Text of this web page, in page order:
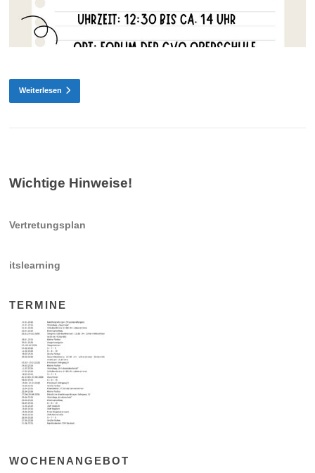
Weiterlesen
Wichtige Hinweise!
Vertretungsplan
itslearning
TERMINE
WOCHENANGEBOT